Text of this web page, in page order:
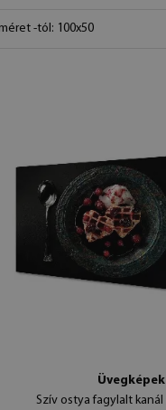
-tól: 100x50
Üvegképek
Szív ostya fagylalt kanál